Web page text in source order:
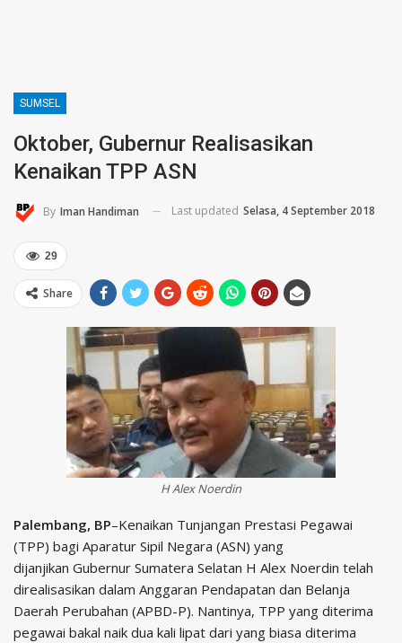
SUMSEL
Oktober, Gubernur Realisasikan
Kenaikan TPP ASN
By Iman Handiman Last updated Selasa, 4 September 2018
29
Share
H Alex Noerdin
Palembang, BP–Kenaikan Tunjangan Prestasi Pegawai
(TPP) bagi Aparatur Sipil Negara (ASN) yang
dijanjikan Gubernur Sumatera Selatan H Alex Noerdin telah
direalisasikan dalam Anggaran Pendapatan dan Belanja
Daerah Perubahan (APBD-P). Nantinya, TPP yang diterima
pegawai bakal naik dua kali lipat dari yang biasa diterima